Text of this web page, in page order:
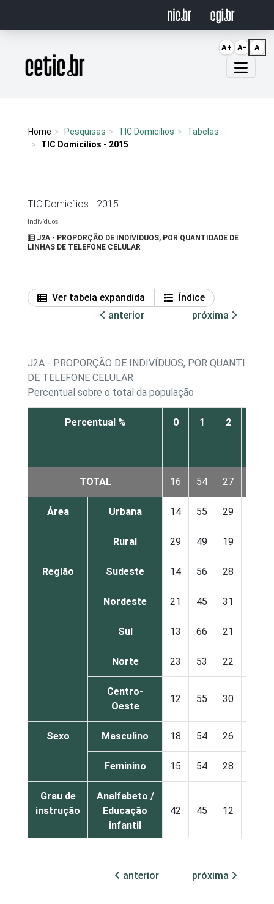
Página inicial
Home Pesquisas TIC Domicílios
Tabelas
TIC Domicílios - 2015
TIC Domicílios - 2015
Indivíduos
J2A - PROPORÇÃO DE INDIVÍDUOS, POR QUANTIDADE DE
LINHAS DE TELEFONE CELULAR
Ver tabela expandida
Índice
anterior
próxima
J2A - PROPORÇÃO DE INDIVÍDUOS, POR QUANTIDADE
DE TELEFONE CELULAR
Percentual sobre o total da população
Percentual % 0 1 2
TOTAL 16 54 27
Área Urbana 14 55 29
Rural 29 49 19
Região Sudeste 14 56 28
Nordeste 21 45 31
Sul 13 66 21
Norte 23 53 22
Centro-
Oeste
12 55 30
Sexo Masculino 18 54 26
Feminino 15 54 28
Grau de
instrução
Analfabeto /
Educação
infantil
42 45 12
anterior próxima
A+ A- A